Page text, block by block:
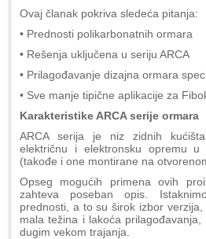
Ovaj članak pokriva sledeća pitanja:
• Prednosti polikarbonatnih ormara
• Rešenja uključena u seriju ARCA
• Prilagođavanje dizajna ormara
• Sve manje tipične aplikacije za
Karakteristike ARCA serije ormara
ARCA serija je niz zidnih
električnu i elektronsku opremu u
(takođe i one montirane na
Opseg mogućih primena ovih
zahteva poseban opis.
prednosti, a to su širok izbor
mala težina i lakoća
dugim vekom trajanja.